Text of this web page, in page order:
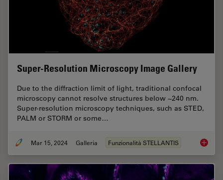
Super-Resolution Microscopy Image Gallery
Due to the diffraction limit of light, traditional confocal
microscopy cannot resolve structures below ~240 nm.
Super-resolution microscopy techniques, such as STED,
PALM or STORM or some…
Mar 15, 2024 Galleria Funzionalità STELLANTIS Super-